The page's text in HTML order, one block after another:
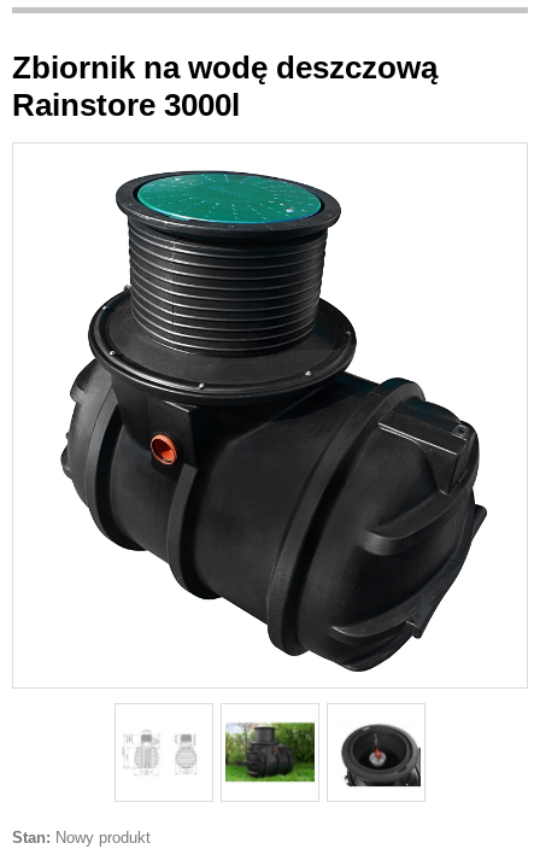
Zbiornik na wodę deszczową
Rainstore 3000l
Stan: Nowy produkt